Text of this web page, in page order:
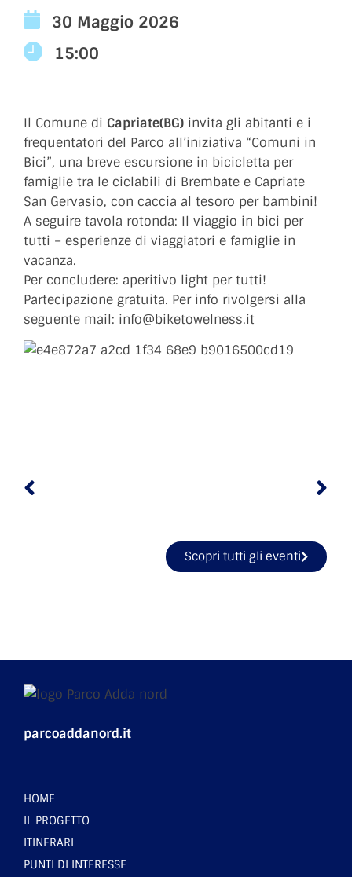
30 Maggio 2026
15:00
Il Comune di Capriate(BG) invita gli abitanti e i
frequentatori del Parco all’iniziativa “Comuni in
Bici”, una breve escursione in bicicletta per
famiglie tra le ciclabili di Brembate e Capriate
San Gervasio, con caccia al tesoro per bambini!
A seguire tavola rotonda: Il viaggio in bici per
tutti – esperienze di viaggiatori e famiglie in
vacanza.
Per concludere: aperitivo light per tutti!
Partecipazione gratuita. Per info rivolgersi alla
seguente mail: info@biketowelness.it
Scopri tutti gli eventi
parcoaddanord.it
HOME
IL PROGETTO
ITINERARI
PUNTI DI INTERESSE